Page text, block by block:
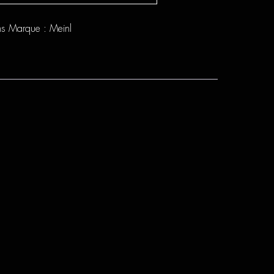
Marque : Meinl